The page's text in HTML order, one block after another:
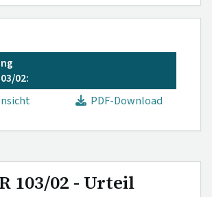
02:
PDF-Download
103/02 - Urteil